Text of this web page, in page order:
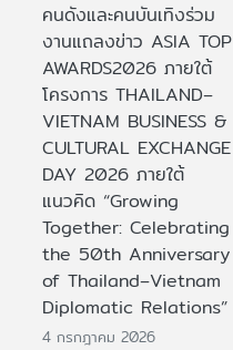
คนดังและคนบันเทิงร่วม
งานแถลงข่าว ASIA TOP
AWARDS2026 ภายใต้
โครงการ THAILAND–
VIETNAM BUSINESS &
CULTURAL EXCHANGE
DAY 2026 ภายใต้
แนวคิด “Growing
Together: Celebrating
the 50th Anniversary
of Thailand–Vietnam
Diplomatic Relations”
4 กรกฎาคม 2026